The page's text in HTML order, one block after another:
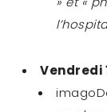
Vendredi